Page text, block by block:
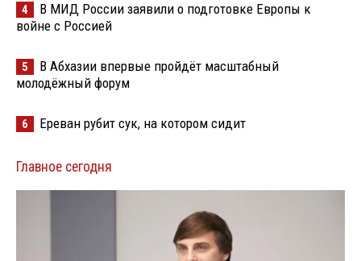
4
В МИД России заявили о подготовке Европы к
войне с Россией
5
В Абхазии впервые пройдёт масштабный
молодёжный форум
6 Ереван рубит сук, на котором сидит
Главное сегодня